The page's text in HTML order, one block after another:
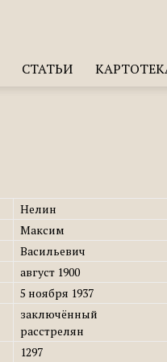
СТАТЬИ
Нелин
Максим
Васильевич
август 1900
5 ноября 1937
заключённый
расстрелян
1297